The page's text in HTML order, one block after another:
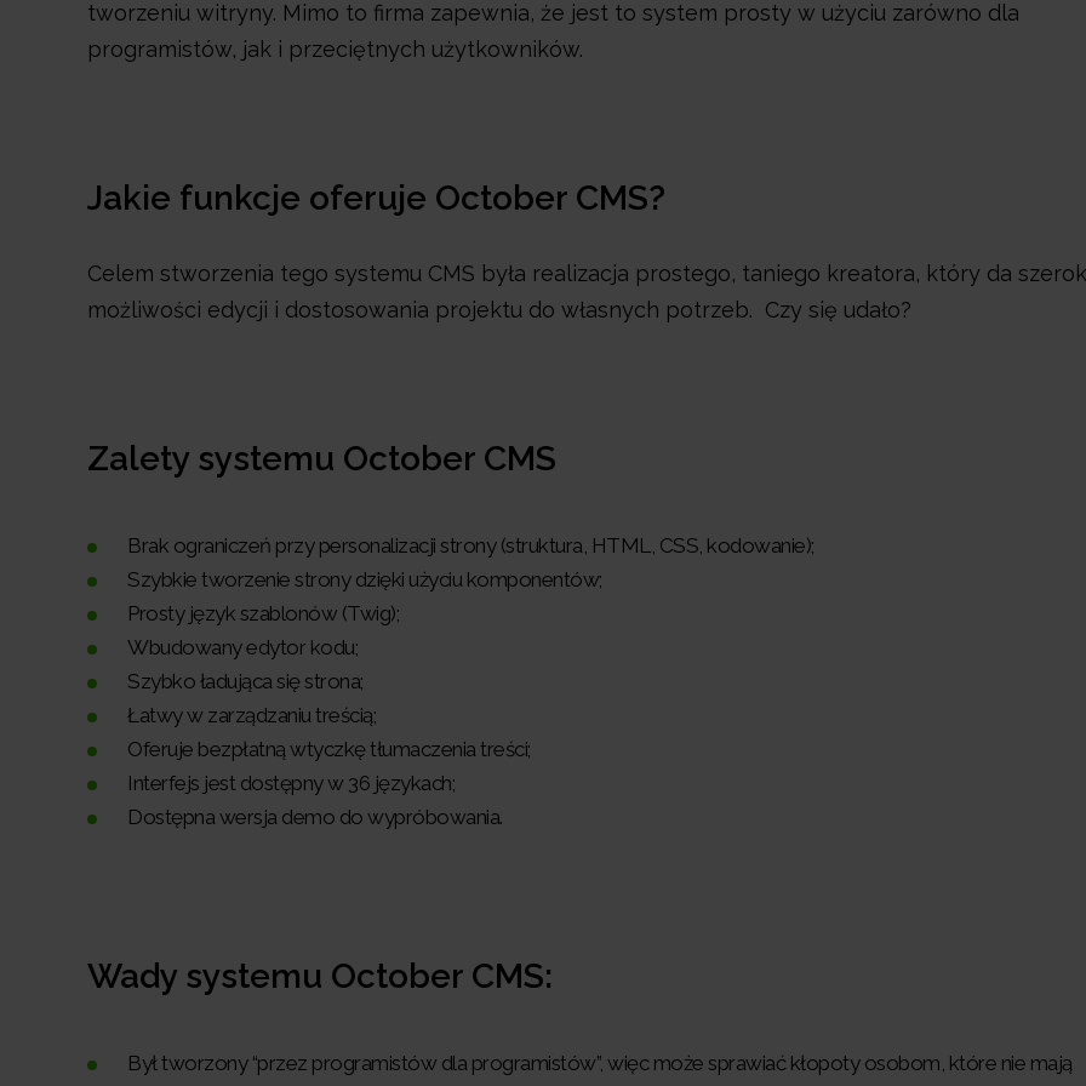
tworzeniu witryny. Mimo to firma zapewnia, że jest to system prosty w użyciu zarówno dla
programistów, jak i przeciętnych użytkowników.
Jakie funkcje oferuje October CMS?
Celem stworzenia tego systemu CMS była realizacja prostego, taniego kreatora, który da
możliwości edycji i dostosowania projektu do własnych potrzeb. Czy się udało?
Zalety systemu October CMS
Brak ograniczeń przy personalizacji strony (struktura, HTML, CSS, kodowanie);
Szybkie tworzenie strony dzięki użyciu komponentów;
Prosty język szablonów (Twig);
Wbudowany edytor kodu;
Szybko ładująca się strona;
Łatwy w zarządzaniu treścią;
Oferuje bezpłatną wtyczkę tłumaczenia treści;
Interfejs jest dostępny w 36 językach;
Dostępna wersja demo do wypróbowania.
Wady systemu October CMS:
Był tworzony “przez programistów dla programistów”, więc może sprawiać kłopoty osobom, które nie mają